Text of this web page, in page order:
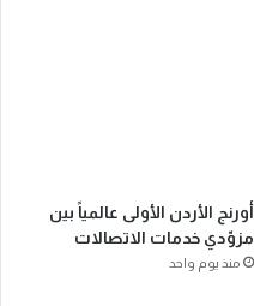
أورنج الأردن الأولى عالمياً بين
مزوّدي خدمات الاتصالات
منذ يوم واحد